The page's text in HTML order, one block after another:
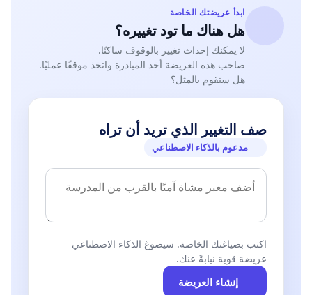
ابدأ عريضتك الخاصة
هل هناك ما تود تغييره؟
لا يمكنك إحداث تغيير بالوقوف ساكنًا.
صاحب هذه العريضة أخذ المبادرة واتخذ موقفًا عمليًا.
هل ستقوم بالمثل؟
صف التغيير الذي تريد أن تراه
مدعوم بالذكاء الاصطناعي
اكتب بصياغتك الخاصة. سيصوغ الذكاء الاصطناعي
عريضة قوية نيابةً عنك.
إنشاء العريضة